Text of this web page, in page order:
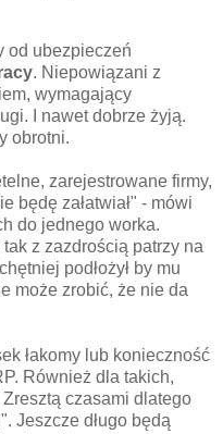
od ubezpieczeń
. Niepowiązani z
wymagający
I nawet dobrze żyją.
obrotni.
zarejestrowane firmy,
będę załatwiał" - mówi
do jednego worka.
z zazdrością patrzy na
podłożył by mu
może zrobić, że nie da
łakomy lub konieczność
Również dla takich,
czasami dlatego
Jeszcze długo będą